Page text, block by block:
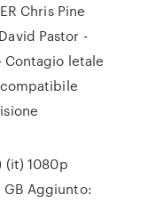
Chris Pine
Pastor -
Contagio letale
(it) 1080p
Aggiunto: